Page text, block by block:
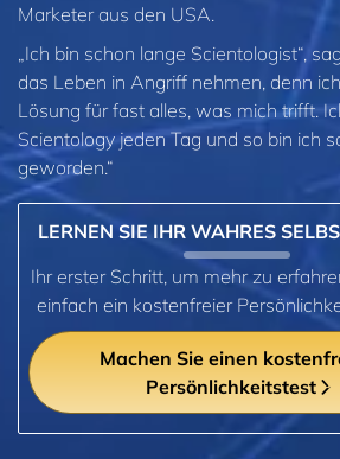
Marketer aus den USA.
„Ich bin schon lange Scientologist“,
das Leben in Angriff nehmen, denn
Lösung für fast alles, was mich trifft.
Scientology jeden Tag und so bin ich
geworden.“
LERNEN SIE IHR WAHRES
Ihr erster Schritt, um mehr zu
einfach ein kostenfreier
Machen Sie einen
Persönlichkeitstest